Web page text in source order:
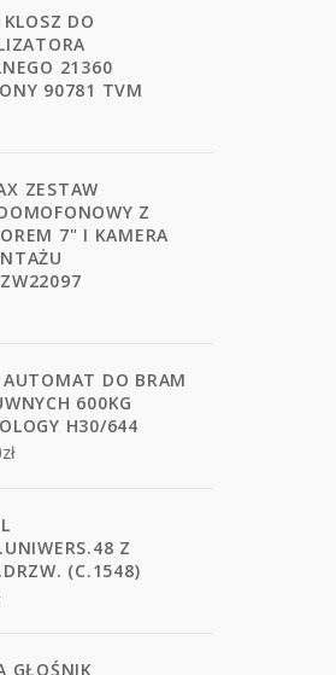
KLOSZ DO
21360
90781 TVM
ZESTAW
Z
7" I KAMERA
AUTOMAT DO BRAM
600KG
H30/644
zł
Z
(C.1548)
GŁOŚNIK